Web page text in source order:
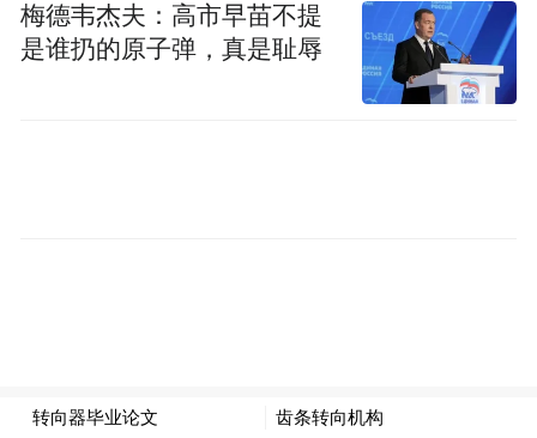
阴老腔、华州皮影、合阳跳戏、韩城行鼓等9
梅德韦杰夫：高市早苗不提
是谁扔的原子弹，真是耻辱